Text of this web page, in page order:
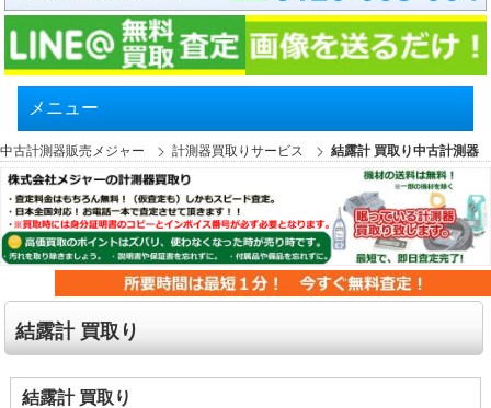
メニュー
中古計測器販売メジャー 計測器買取りサービス 結露計 買取り中古計測器
結露計 買取り
結露計 買取り